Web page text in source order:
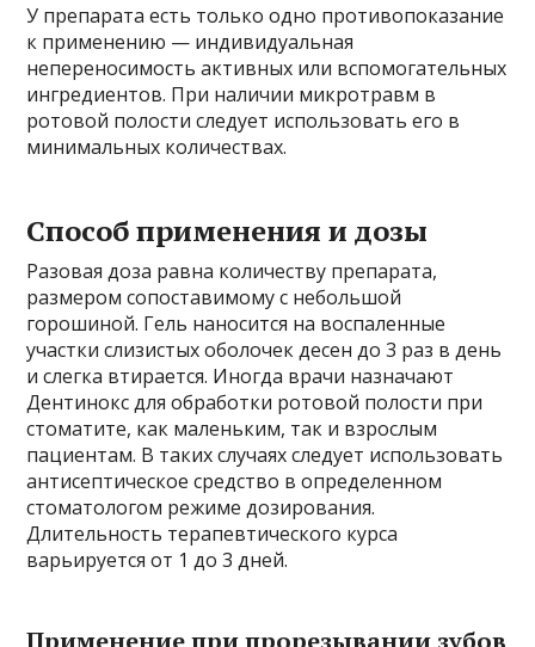
У препарата есть только одно противопоказание
к применению — индивидуальная
непереносимость активных или вспомогательных
ингредиентов. При наличии микротравм в
ротовой полости следует использовать его в
минимальных количествах.
Способ применения и дозы
Разовая доза равна количеству препарата,
размером сопоставимому с небольшой
горошиной. Гель наносится на воспаленные
участки слизистых оболочек десен до 3 раз в день
и слегка втирается. Иногда врачи назначают
Дентинокс для обработки ротовой полости при
стоматите, как маленьким, так и взрослым
пациентам. В таких случаях следует использовать
антисептическое средство в определенном
стоматологом режиме дозирования.
Длительность терапевтического курса
варьируется от 1 до 3 дней.
Применение при прорезывании зубов